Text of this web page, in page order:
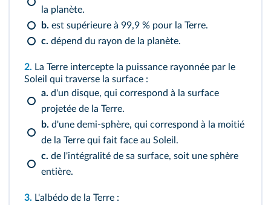
la planète.
b. est supérieure à 99,9 % pour la Terre.
c. dépend du rayon de la planète.
2. La Terre intercepte la puissance rayonnée par le
Soleil qui traverse la surface :
a. d'un disque, qui correspond à la surface
projetée de la Terre.
b. d'une demi-sphère, qui correspond à la moitié
de la Terre qui fait face au Soleil.
c. de l'intégralité de sa surface, soit une sphère
entière.
3. L'albédo de la Terre :